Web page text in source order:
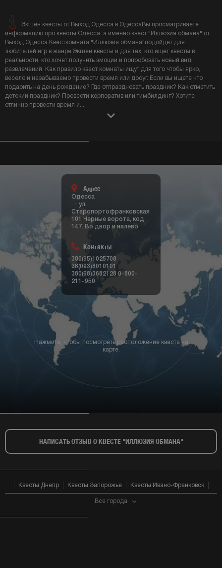
Экшен квесты от Выход Одесса в ОдессаВы просматриваете
информацию про квесты Одесса, а именно квест "Иллюзия обмана" от
Выход Одесса.Квесткомната "Иллюзия обмана"подойдет для
любителей игр в жанре Экшен квесты и для тех, кто ищет квесты в
реальности, кто хочет получить эмоции и попробовать новый вид
развлечений. Как правило квест комнаты ищут для того чтобы ярко,
весело и незабываемо провести время или досуг. Если вы ищете что
подарить на день рождение? Где отпраздновать праздник? Как отметить
детский праздник? Провести корпоратив или тимбилдинг? Хотите
отлично провести время и...
Адрес
Одесса
ул.
Старопортофранковская
101 Черные ворота, код
147. Во двор и налево
Контакты
380(95)1025708
38(093)8010101
380(68)3682128 0-800-
211-950
Нажмите, чтобы посмотреть расположение квеста на
карте.
НАПИСАТЬ ОТЗЫВ О КВЕСТЕ "ИЛЛЮЗИЯ ОБМАНА"​
Квесты Днепр Квесты Запорожье Квесты Ивано-Франковск
Все города